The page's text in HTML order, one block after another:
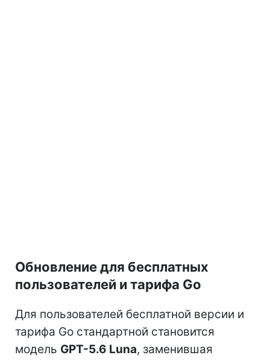
Обновление для бесплатных
пользователей и тарифа Go
Для пользователей бесплатной версии и
тарифа Go стандартной становится
модель GPT-5.6 Luna, заменившая